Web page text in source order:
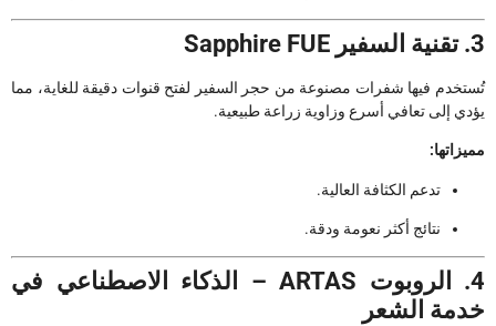
3. تقنية السفير Sapphire FUE
تُستخدم فيها شفرات مصنوعة من حجر السفير لفتح قنوات دقيقة للغاية، مما
يؤدي إلى تعافي أسرع وزاوية زراعة طبيعية.
مميزاتها:
تدعم الكثافة العالية.
نتائج أكثر نعومة ودقة.
4. الروبوت ARTAS – الذكاء الاصطناعي في
خدمة الشعر